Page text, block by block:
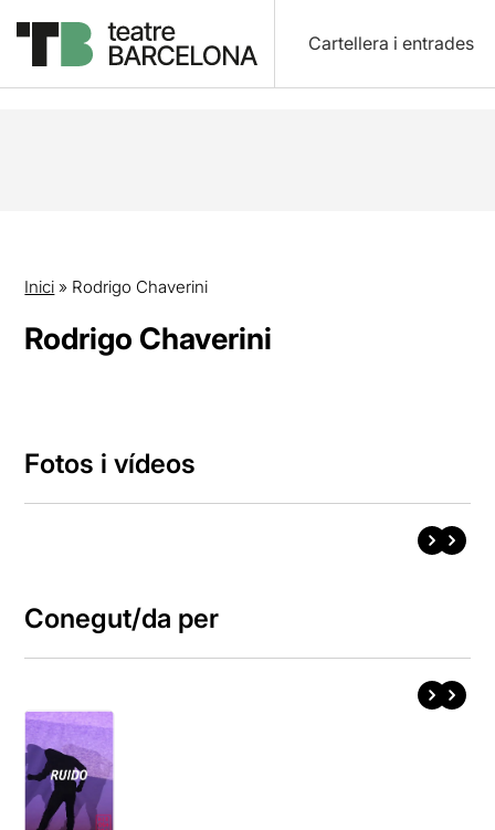
Cartellera i entrades
Inici » Rodrigo Chaverini
Rodrigo Chaverini
Fotos i vídeos
Conegut/da per